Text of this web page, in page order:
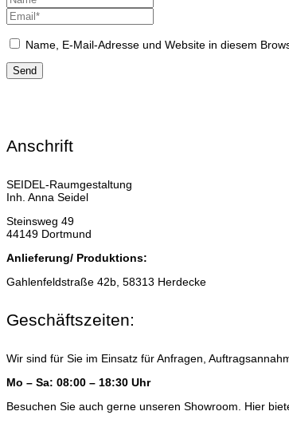
Name, E-Mail-Adresse und Website in diesem
Anschrift
SEIDEL-Raumgestaltung
Inh. Anna Seidel
Steinsweg 49
44149 Dortmund
Anlieferung/ Produktions:
Gahlenfeldstraße 42b, 58313 Herdecke
Geschäftszeiten:
Wir sind für Sie im Einsatz für Anfragen,
Mo – Sa: 08:00 – 18:30 Uhr
Besuchen Sie auch gerne unseren Showroom. Hier